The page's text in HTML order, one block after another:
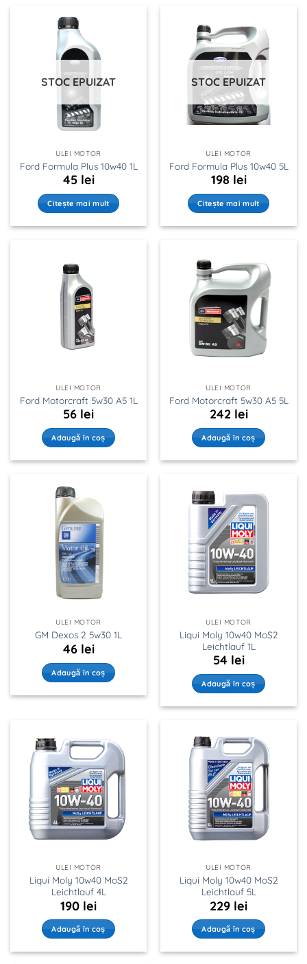
STOC EPUIZAT
ULEI MOTOR
Ford Formula Plus 10w40 1L
45 lei
Citește mai mult
STOC EPUIZAT
ULEI MOTOR
Ford Formula Plus 10w40 5L
198 lei
Citește mai mult
ULEI MOTOR
Ford Motorcraft 5w30 A5 1L
56 lei
Adaugă în coș
ULEI MOTOR
Ford Motorcraft 5w30 A5 5L
242 lei
Adaugă în coș
ULEI MOTOR
GM Dexos 2 5w30 1L
46 lei
Adaugă în coș
ULEI MOTOR
Liqui Moly 10w40 MoS2
Leichtlauf 1L
54 lei
Adaugă în coș
ULEI MOTOR
Liqui Moly 10w40 MoS2
Leichtlauf 4L
190 lei
Adaugă în coș
ULEI MOTOR
Liqui Moly 10w40 MoS2
Leichtlauf 5L
229 lei
Adaugă în coș